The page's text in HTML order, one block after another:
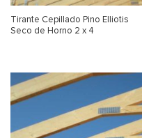
Tirante Cepillado Pino Elliotis
Seco de Horno 2 x 4